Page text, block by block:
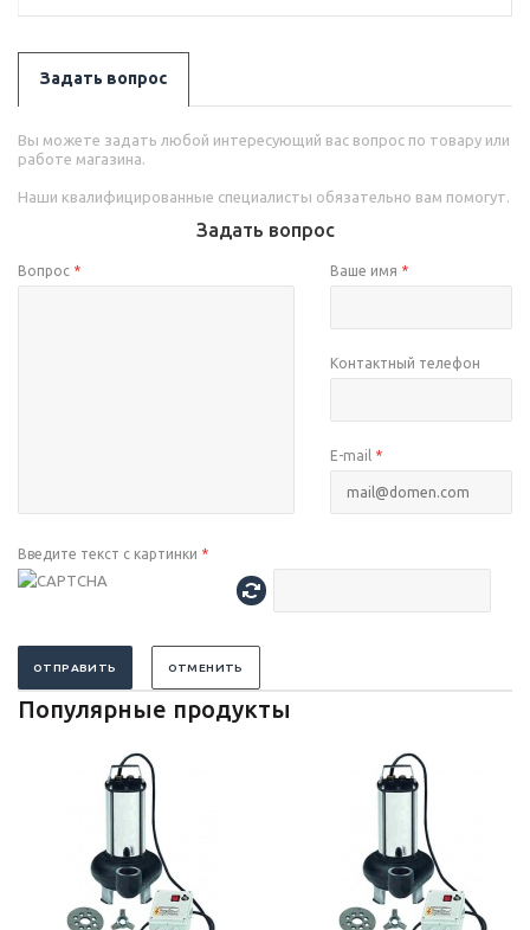
Задать вопрос
Вы можете задать любой интересующий вас вопрос по товару или
работе магазина.
Наши квалифицированные специалисты обязательно вам помогут.
Задать вопрос
Вопрос * Ваше имя *
Контактный телефон
E-mail *
Введите текст с картинки *
ОТПРАВИТЬ ОТМЕНИТЬ
Популярные продукты